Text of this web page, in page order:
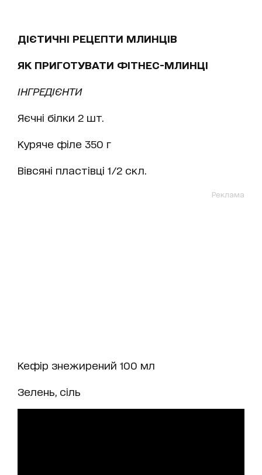
ДІЄТИЧНІ РЕЦЕПТИ МЛИНЦІВ
ЯК ПРИГОТУВАТИ ФІТНЕС-МЛИНЦІ
ІНГРЕДІЄНТИ
Яєчні білки 2 шт.
Куряче філе 350 г
Вівсяні пластівці 1/2 скл.
Реклама
Кефір знежирений 100 мл
Зелень, сіль